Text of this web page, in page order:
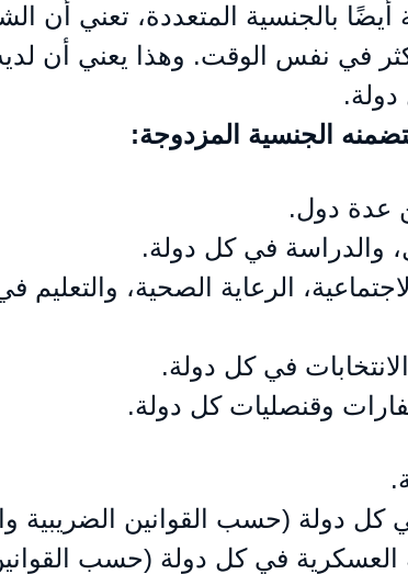
أيضًا بالجنسية المتعددة، تعني أن
في نفس الوقت. وهذا يعني أن
الجنسية المزدوجة:
عدة دول.
والدراسة في كل دولة.
الرعاية الصحية، والتعليم
في كل دولة.
وقنصليات كل دولة.
كل دولة (حسب القوانين الضريبية
العسكرية في كل دولة (حسب